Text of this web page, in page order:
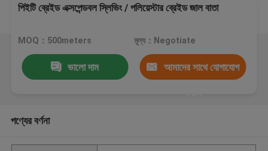
পিইটি ব্রেইড এক্সপেন্ডবল স্লিভিং / পলিয়েস্টার ব্রেইড জাল বাতা
MOQ：500meters মূল্য：Negotiate
ভালো দাম আমাদের সাথে যোগাযোগ
পণ্যের বর্ণনা